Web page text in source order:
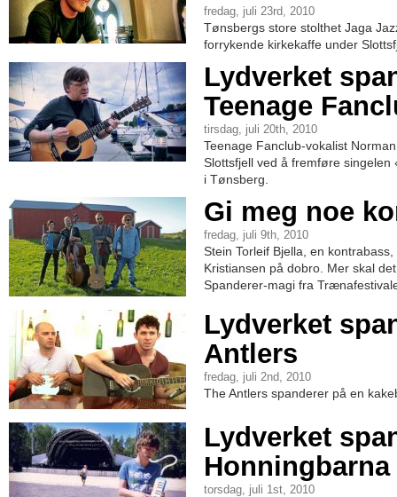
fredag, juli 23rd, 2010
Tønsbergs store stolthet Jaga
forrykende kirkekaffe under
Lydverket
Teenage
tirsdag, juli 20th, 2010
Teenage Fanclub-vokalist
Slottsfjell ved å fremføre singelen
i Tønsberg.
Gi meg noe
fredag, juli 9th, 2010
Stein Torleif Bjella, en
Kristiansen på dobro. Mer skal
Spanderer-magi fra
Lydverket
Antlers
fredag, juli 2nd, 2010
The Antlers spanderer på en
Lydverket
Honningbarna
torsdag, juli 1st, 2010